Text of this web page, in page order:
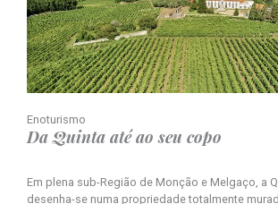
Enoturismo
Da Quinta até ao seu copo
Em plena sub-Região de Monção e Melgaço, a
desenha-se numa propriedade totalmente